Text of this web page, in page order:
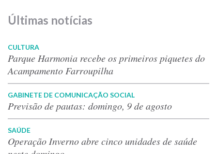
Últimas notícias
CULTURA
Parque Harmonia recebe os primeiros piquetes do
Acampamento Farroupilha
GABINETE DE COMUNICAÇÃO SOCIAL
Previsão de pautas: domingo, 9 de agosto
SAÚDE
Operação Inverno abre cinco unidades de saúde